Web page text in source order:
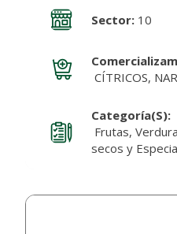
Sector:10
CÍTRICOS,
Categoría(s):
Frutas,
secos y